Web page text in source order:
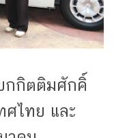
กกิตติมศักคิ์
ศไทย และ